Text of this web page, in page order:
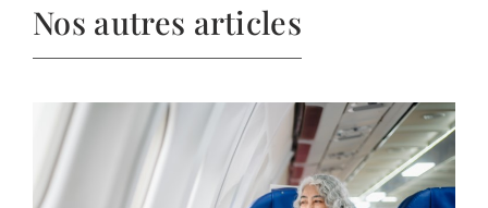
Nos autres articles